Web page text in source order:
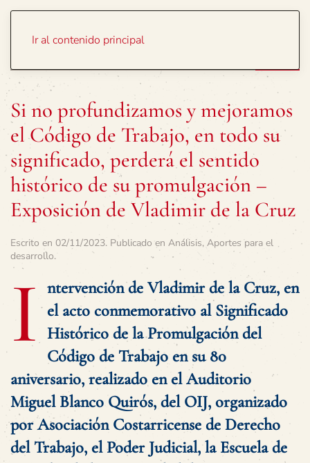
Ir al contenido principal
Si no profundizamos y mejoramos
el Código de Trabajo, en todo su
significado, perderá el sentido
histórico de su promulgación –
Exposición de Vladimir de la Cruz
Escrito en 02/11/2023. Publicado en Análisis, Aportes para el
desarrollo.
I ntervención de Vladimir de la Cruz, en
el acto conmemorativo al Significado
Histórico de la Promulgación del
Código de Trabajo en su 80
aniversario, realizado en el Auditorio
Miguel Blanco Quirós, del OIJ, organizado
por Asociación Costarricense de Derecho
del Trabajo, el Poder Judicial, la Escuela de